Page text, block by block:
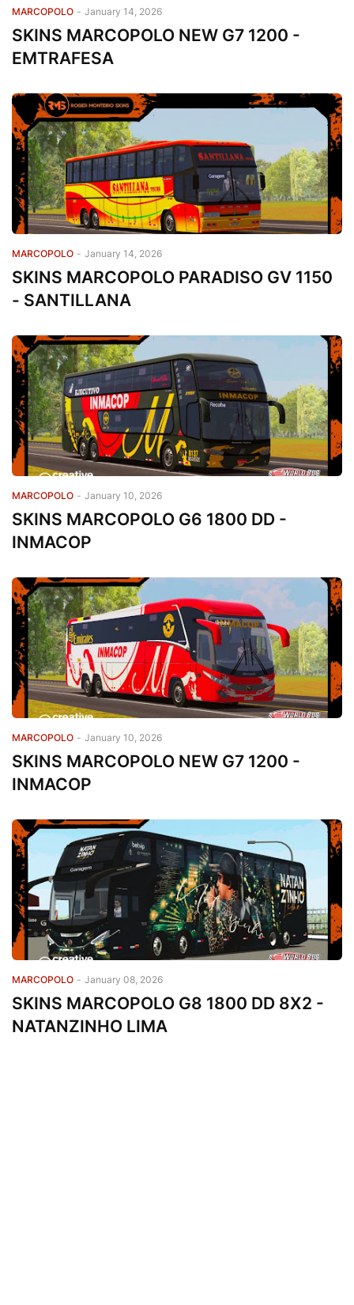
MARCOPOLO - January 14, 2026
SKINS MARCOPOLO NEW G7 1200 -
EMTRAFESA
MARCOPOLO - January 14, 2026
SKINS MARCOPOLO PARADISO GV 1150
- SANTILLANA
MARCOPOLO - January 10, 2026
SKINS MARCOPOLO G6 1800 DD -
INMACOP
MARCOPOLO - January 10, 2026
SKINS MARCOPOLO NEW G7 1200 -
INMACOP
MARCOPOLO - January 08, 2026
SKINS MARCOPOLO G8 1800 DD 8X2 -
NATANZINHO LIMA